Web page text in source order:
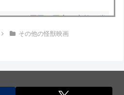
ックが原因の玉突き事故に巻
。 その他の怪獣映画